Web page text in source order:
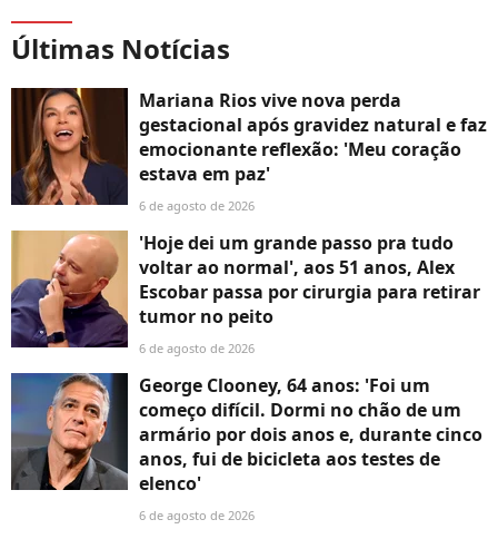
Últimas Notícias
Mariana Rios vive nova perda
gestacional após gravidez natural e faz
emocionante reflexão: 'Meu coração
estava em paz'
6 de agosto de 2026
'Hoje dei um grande passo pra tudo
voltar ao normal', aos 51 anos, Alex
Escobar passa por cirurgia para retirar
tumor no peito
6 de agosto de 2026
George Clooney, 64 anos: 'Foi um
começo difícil. Dormi no chão de um
armário por dois anos e, durante cinco
anos, fui de bicicleta aos testes de
elenco'
6 de agosto de 2026